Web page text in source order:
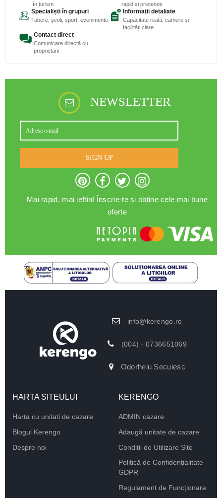
în turism
rapid și prietenos
Specialiști în grupuri
Tabere, școli, sport, evenimente
Informații detaliate
Capacitate reală, camere și
facilități clare
Contact direct
Comunicare directă cu
proprietarii
NEWSLETTER
SIGN UP
Mai rapid, mai ieftin! Înscrie-te și obține cele mai bune
oferte
info@kerengo.ro
(004) - 0736651069
Odorheiu Secuiesc
HARTA SITEULUI
Harta cu unitati de cazare
Blogul Kerengo
Despre noi
KERENGO
ADMIN cazare
Adaugă unitate de cazare
Conditii de Utilizare Site
Politică de Confidențialitate -
GDPR
Regulament de Funcționare